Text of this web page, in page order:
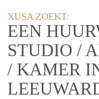
XUSA ZOEKT:
EEN
STUDIO /
/ KAMER